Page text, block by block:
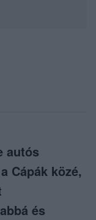
autós
Cápák közé,
és